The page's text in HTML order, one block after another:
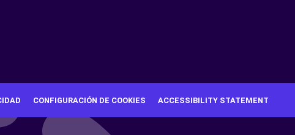
CONFIGURACIÓN DE COOKIES ACCESSIBILITY STATEMENT